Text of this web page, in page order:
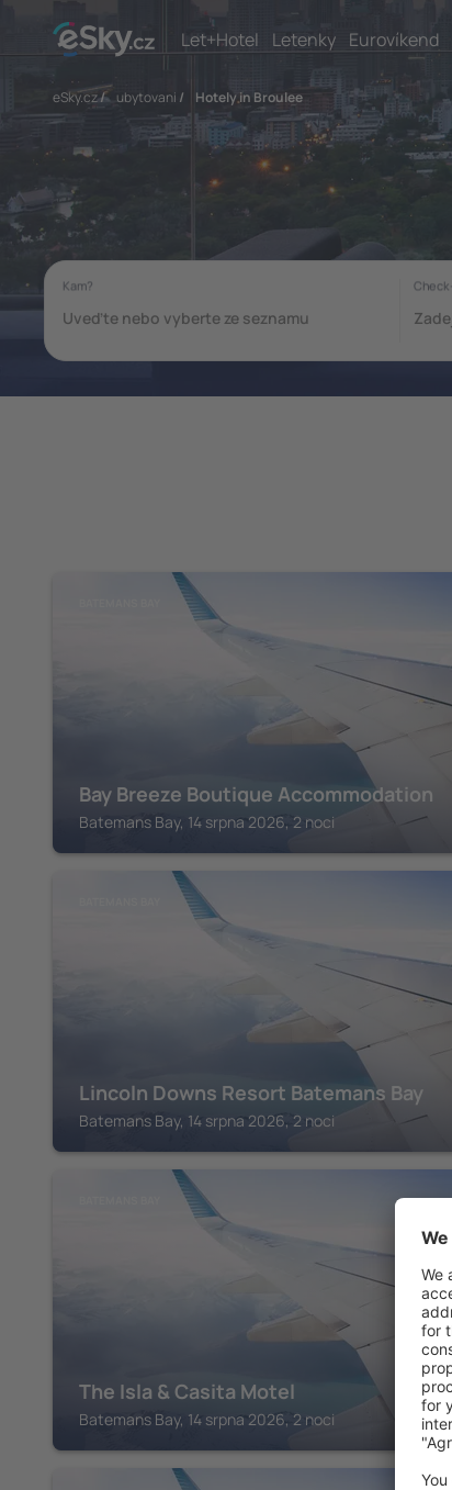
Let+Hotel Letenky Eurovíkend
eSky.cz/ ubytovani / Hotely in Broulee
Bay Breeze Boutique Accommodation
Batemans Bay, 14 srpna 2026, 2 noci
Lincoln Downs Resort Batemans Bay
Batemans Bay, 14 srpna 2026, 2 noci
The Isla & Casita Motel
Batemans Bay, 14 srpna 2026, 2 noci